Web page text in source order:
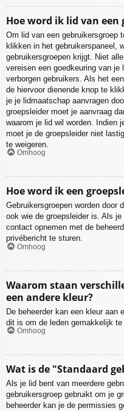
Hoe word ik lid van een
Om lid van een gebruikersgroep
klikken in het gebruikerspaneel,
gebruikersgroepen krijgt. Niet
vereisen een goedkeuring van
verborgen gebruikers. Als het
de hiervoor dienende knop te
je je lidmaatschap aanvragen
groepsleider moet je aanvraag
waarom je lid wil worden. Indien
moet je de groepsleider niet
te weigeren.
Omhoog
Hoe word ik een
Gebruikersgroepen worden door
ook wie de groepsleider is. Als
contact opnemen met de
privébericht te sturen.
Omhoog
Waarom staan
een andere kleur?
De beheerder kan een kleur aan
dit is om de leden gemakkelijk te
Omhoog
Wat is de "Standaard
Als je lid bent van meerdere
gebruikersgroep gebruikt om je
beheerder kan je de permissies